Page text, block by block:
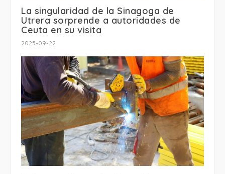
La singularidad de la Sinagoga de
Utrera sorprende a autoridades de
Ceuta en su visita
2025-09-22